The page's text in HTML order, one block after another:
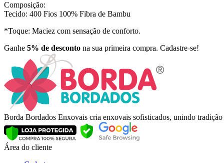
Composição:
Tecido: 400 Fios 100% Fibra de Bambu
*Toque: Maciez com sensação de conforto.
Ganhe 5% de desconto na sua primeira compra. Cadastre-se!
Borda Bordados Enxovais cria enxovais sofisticados, unindo
Área do cliente